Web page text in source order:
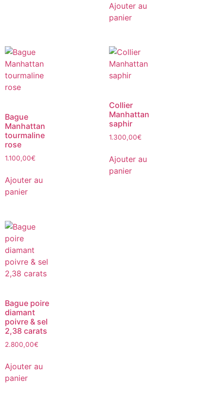
Ajouter au
panier
Bague
Manhattan
tourmaline
rose
1.100,00€
Ajouter au
panier
Collier
Manhattan
saphir
1.300,00€
Ajouter au
panier
Bague poire
diamant
poivre & sel
2,38 carats
2.800,00€
Ajouter au
panier